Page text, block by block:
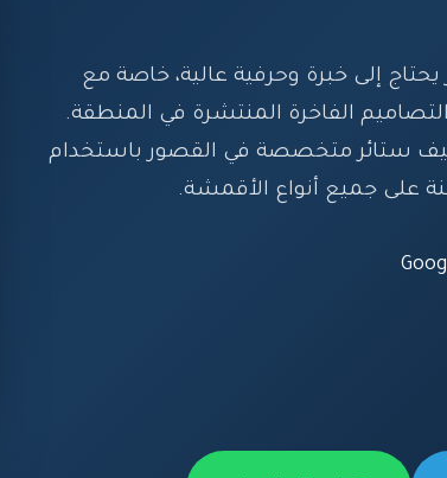
إلى خبرة وحرفية عالية، خاصة مع
الفاخرة المنتشرة في المنطقة.
ستائر متخصصة في القصور باستخدام
على جميع أنواع الأقمشة.